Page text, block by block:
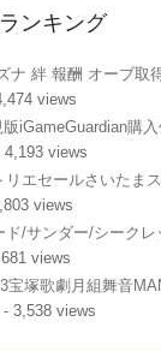
ンキング
ナ 絆 報酬 オーブ取
views
iGameGuardian購
4,193 views
リエセールさいたま
views
ド/サンダー/シーク
views
宝塚歌劇月組舞音
- 3,538 views